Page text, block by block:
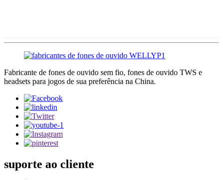
Fabricante de fones de ouvido sem fio, fones de ouvido TWS e
headsets para jogos de sua preferência na China.
suporte ao cliente